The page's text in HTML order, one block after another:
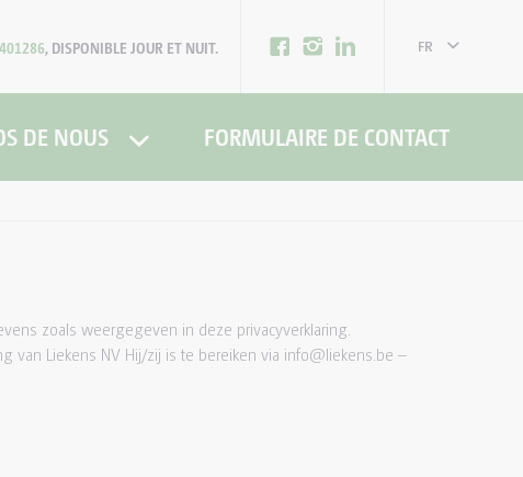
, DISPONIBLE JOUR ET NUIT.
FR
DE NOUS FORMULAIRE DE CONTACT
zoals weergegeven in deze privacyverklaring.
van Liekens NV Hij/zij is te bereiken via info@liekens.be –